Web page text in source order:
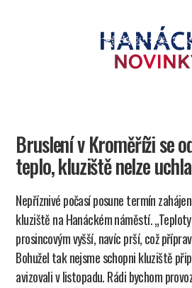
Bruslení v Kroměříži se
teplo, kluziště nelze
Nepříznivé počasí posune termín
kluziště na Hanáckém náměstí.
prosincovým vyšší, navíc prší, což
Bohužel tak nejsme schopni kluziště
avizovali v listopadu. Rádi bychom